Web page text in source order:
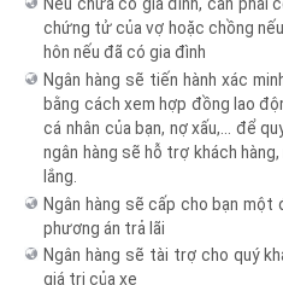
Nếu chưa có gia đình, cần phải
chứng tử của vợ hoặc chồng
hôn nếu đã có gia đình
Ngân hàng sẽ tiến hành xác
bằng cách xem hợp đồng lao
cá nhân của bạn, nợ xấu,… để
ngân hàng sẽ hỗ trợ khách
lắng.
Ngân hàng sẽ cấp cho bạn một
phương án trả lãi
Ngân hàng sẽ tài trợ cho quý